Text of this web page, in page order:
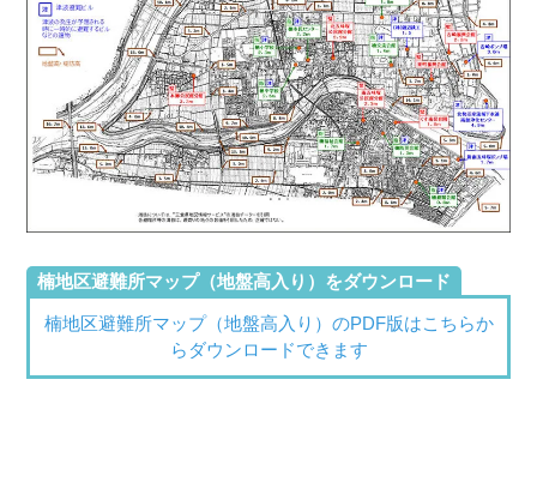
楠地区避難所マップ（地盤高入り）をダウンロード
楠地区避難所マップ（地盤高入り）のPDF版はこちらか
らダウンロードできます